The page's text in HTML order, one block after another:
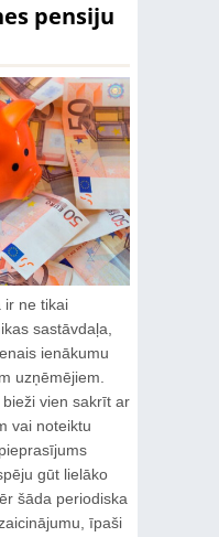
pensiju
ir ne tikai
sastāvdaļa,
ienākumu
uzņēmējiem.
vien sakrīt ar
vai noteiktu
gūt lielāko
šāda periodiska
īpaši